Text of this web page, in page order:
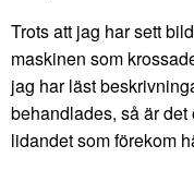
Trots att jag har sett
maskinen som
jag har läst
behandlades, så är
lidandet som förekom